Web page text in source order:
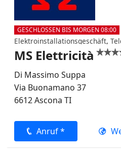
GESCHLOSSEN BIS MORGEN 08:00
Elektroinstallationsgeschäft,
MS Elettricità
Di Massimo Suppa
Via Buonamano 37
6612Ascona TI
Anruf *